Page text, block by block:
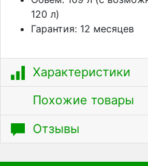
120 л)
Гарантия: 12 месяцев
Характеристики
Похожие товары
Отзывы